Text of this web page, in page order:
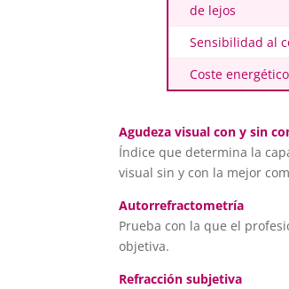
de lejos
Sensibilidad al
Coste
Agudeza visual con y sin
Índice que determina la
visual sin y con la mejor
Autorrefractometría
Prueba con la que el
objetiva.
Refracción subjetiva